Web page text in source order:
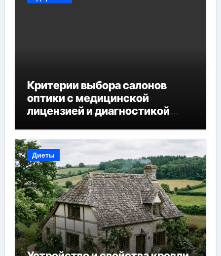
Критерии выбора салонов
оптики с медицинской
лицензией и диагностикой
Диеты